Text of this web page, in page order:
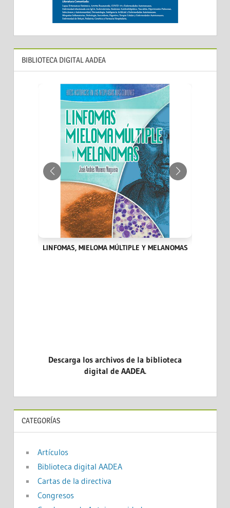
BIBLIOTECA DIGITAL AADEA
LINFOMAS, MIELOMA MÚLTIPLE Y MELANOMAS
Descarga los archivos de la biblioteca
digital de AADEA.
CATEGORÍAS
Artículos
Biblioteca digital AADEA
Cartas de la directiva
Congresos